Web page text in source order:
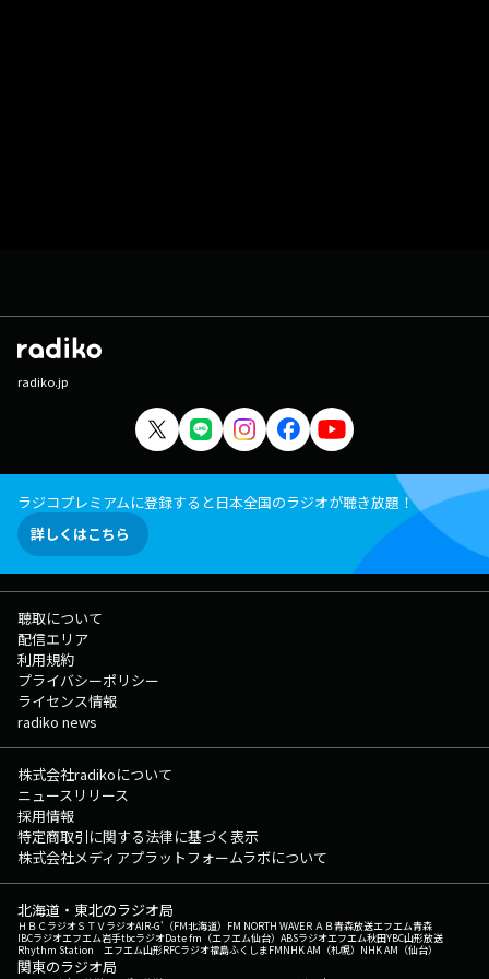
radiko.jp
ラジコプレミアムに登録すると日本全国のラジオが聴き放題！
詳しくはこちら
聴取について
配信エリア
利用規約
プライバシーポリシー
ライセンス情報
radiko news
株式会社radikoについて
ニュースリリース
採用情報
特定商取引に関する法律に基づく表示
株式会社メディアプラットフォームラボについて
北海道・東北のラジオ局
ＨＢＣラジオＳＴＶラジオAIR-G'（FM北海道） FM NORTH WAVEＲＡＢ青森放送エフエム青森
IBCラジオエフエム岩手tbcラジオDate fm（エフエム仙台） ABSラジオエフエム秋田YBC山形放送
Rhythm Station エフエム山形RFCラジオ福島ふくしまFMNHK AM（札幌） NHK AM（仙台）
関東のラジオ局